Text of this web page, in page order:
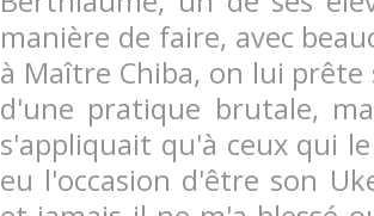
manière de faire, avec
à Maître Chiba, on lui
d'une pratique brutale,
s'appliquait qu'à ceux qui
eu l'occasion d'être son